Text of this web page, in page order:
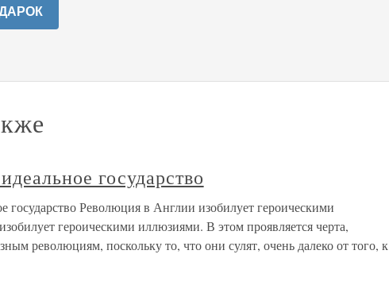
государство
государство Революция в Англии изобилует героическими
героическими иллюзиями. В этом проявляется черта,
революциям, поскольку то, что они сулят, очень далеко от того, к